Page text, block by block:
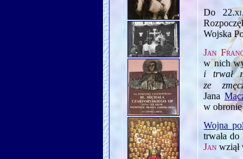
Do
Wojska
Jan
w nich
i trwał
ze
Jana
w
Wojna
trwała do
Jan wziął